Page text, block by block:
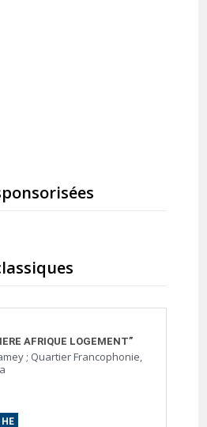
AFRIQUE LOGEMENT”
; Quartier Francophonie,